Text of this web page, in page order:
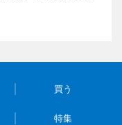
買う
特集